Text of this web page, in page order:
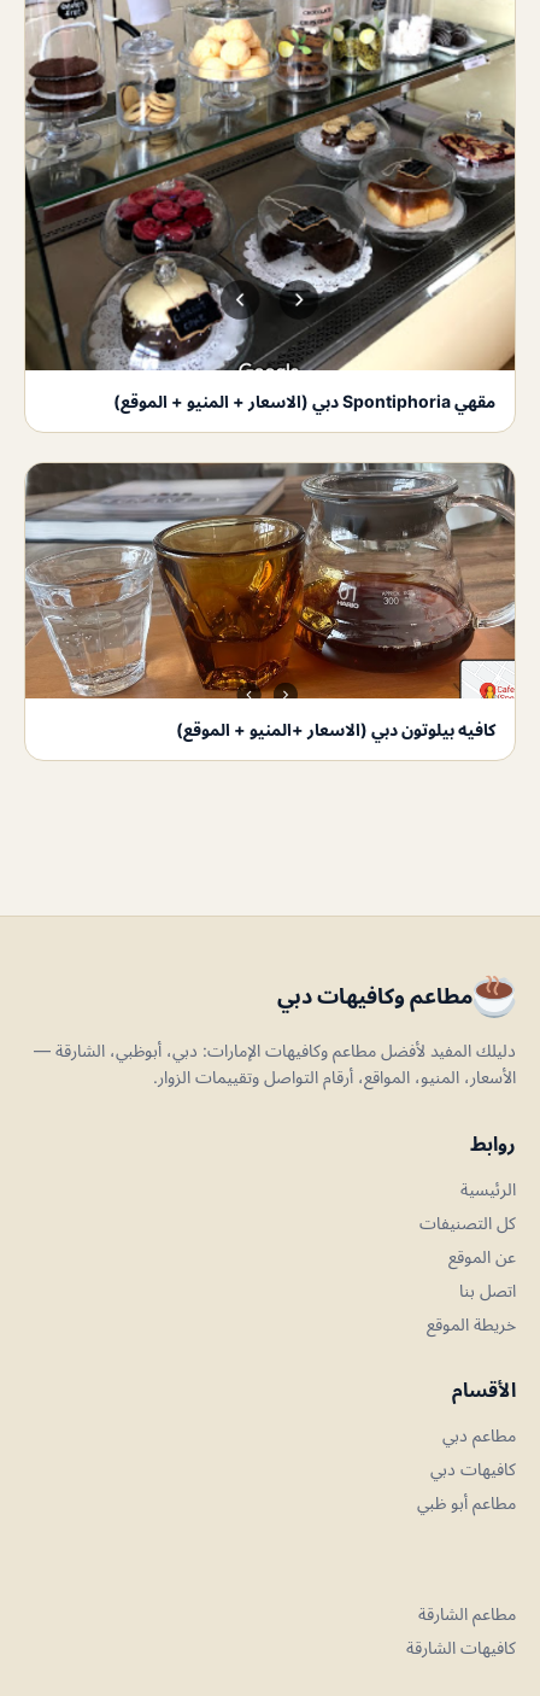
مقهي Spontiphoria دبي (الاسعار + المنيو + الموقع)
كافيه بيلوتون دبي (الاسعار +المنيو + الموقع)
مطاعم وكافيهات دبي
دليلك المفيد لأفضل مطاعم وكافيهات الإمارات: دبي، أبوظبي، الشارقة —
الأسعار، المنيو، المواقع، أرقام التواصل وتقييمات الزوار.
روابط
الرئيسية
كل التصنيفات
عن الموقع
اتصل بنا
خريطة الموقع
الأقسام
مطاعم دبي
كافيهات دبي
مطاعم أبو ظبي
مطاعم الشارقة
كافيهات الشارقة